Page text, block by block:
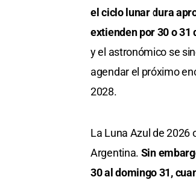
el ciclo lunar dura
extienden por 30 o 31
y el astronómico se
agendar el próximo
2028.
La Luna Azul de 2026
Argentina. Sin
30 al domingo 31,